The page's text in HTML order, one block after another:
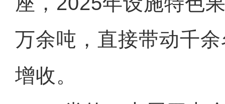
万余吨，直接带动千
增收。